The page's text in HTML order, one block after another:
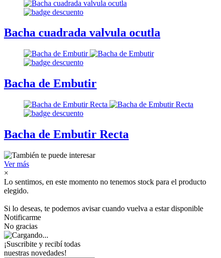
Bacha cuadrada valvula ocutla
Bacha de Embutir
Bacha de Embutir Recta
Ver más
×
Lo sentimos, en este momento no tenemos stock para el producto
elegido.
Si lo deseas, te podemos avisar cuando vuelva a estar disponible
Notificarme
No gracias
¡Suscribite y recibí todas
nuestras novedades!